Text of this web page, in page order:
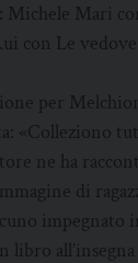
Mari
con Le
per
«Colleziono
ne ha
di
impegnato